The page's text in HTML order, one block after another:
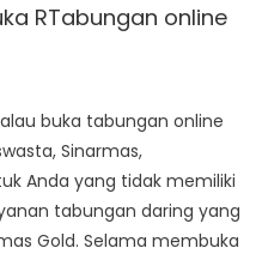
RTabungan online
buka tabungan online
Sinarmas,
Anda yang tidak memiliki
tabungan daring yang
Gold. Selama membuka